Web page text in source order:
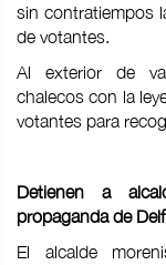
sin contratiempos
de votantes.
Al exterior de
chalecos con la
votantes para
Detienen a
propaganda de
El alcalde